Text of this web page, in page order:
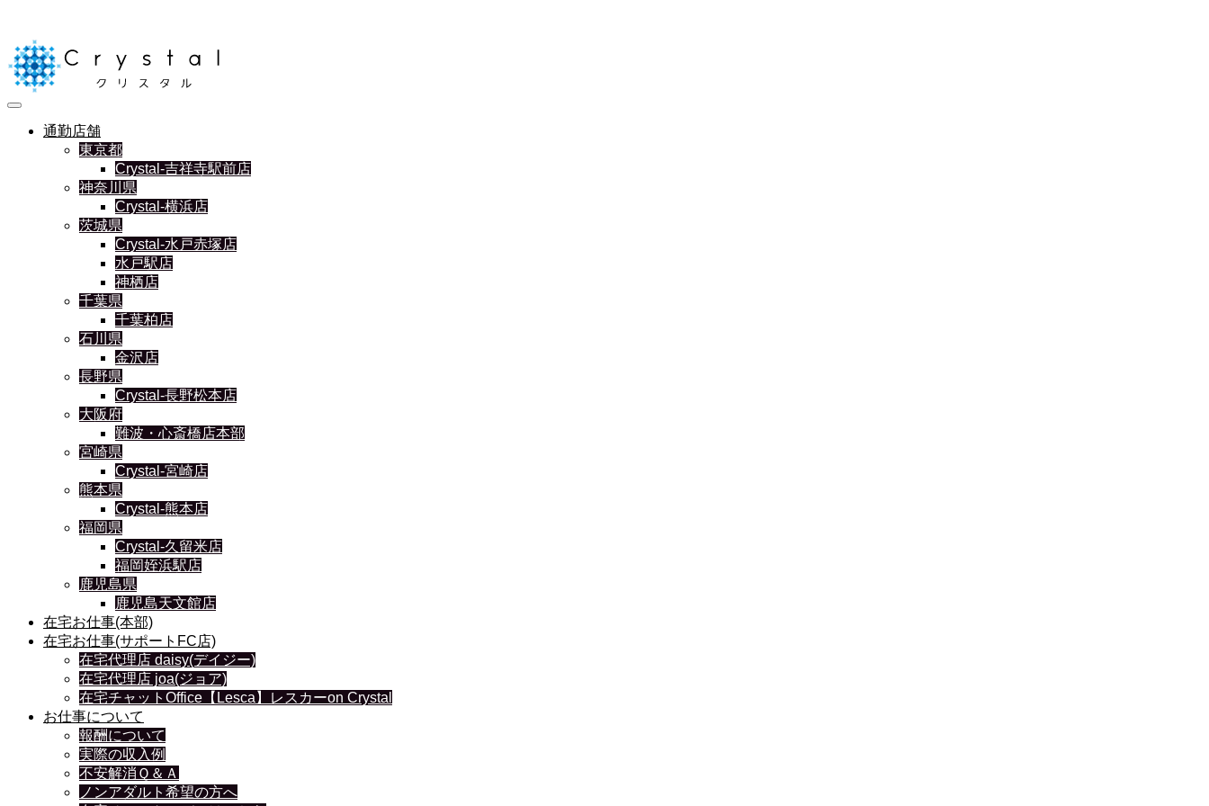
通勤店舗
東京都
Crystal-吉祥寺駅前店
神奈川県
Crystal-横浜店
茨城県
Crystal-水戸赤塚店
水戸駅店
神栖店
千葉県
千葉柏店
石川県
金沢店
長野県
Crystal-長野松本店
大阪府
難波・心斎橋店本部
宮崎県
Crystal-宮崎店
熊本県
Crystal-熊本店
福岡県
Crystal-久留米店
福岡姪浜駅店
鹿児島県
鹿児島天文館店
在宅お仕事(本部)
在宅お仕事(サポートFC店)
在宅代理店 daisy(デイジー)
在宅代理店 joa(ジョア)
在宅チャットOffice【Lesca】レスカーon Crystal
お仕事について
報酬について
実際の収入例
不安解消Ｑ＆Ａ
ノンアダルト希望の方へ